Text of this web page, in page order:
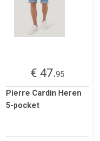
€ 47.95
Pierre Cardin Heren
5-pocket